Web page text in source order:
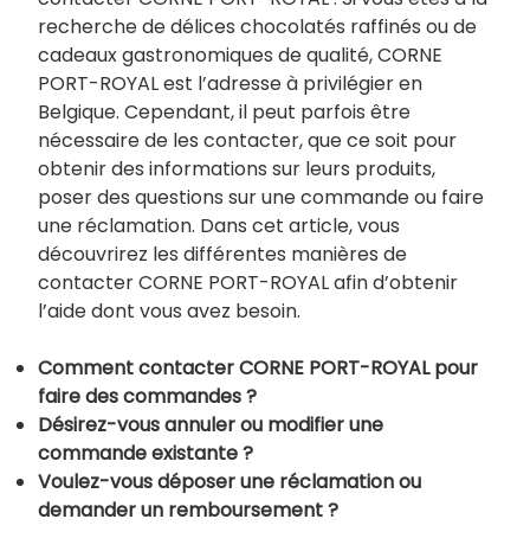
recherche de délices chocolatés raffinés ou de
cadeaux gastronomiques de qualité, CORNE
PORT-ROYAL est l’adresse à privilégier en
Belgique. Cependant, il peut parfois être
nécessaire de les contacter, que ce soit pour
obtenir des informations sur leurs produits,
poser des questions sur une commande ou faire
une réclamation. Dans cet article, vous
découvrirez les différentes manières de
contacter CORNE PORT-ROYAL afin d’obtenir
l’aide dont vous avez besoin.
Comment contacter CORNE PORT-ROYAL pour
faire des commandes ?
Désirez-vous annuler ou modifier une
commande existante ?
Voulez-vous déposer une réclamation ou
demander un remboursement ?